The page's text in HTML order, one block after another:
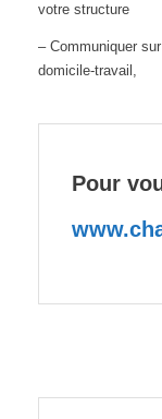
votre structure
– Communiquer
domicile-travail,
Pour